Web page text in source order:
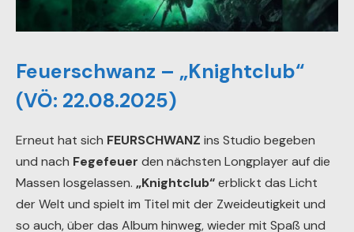
Feuerschwanz – „Knightclub“
(VÖ: 22.08.2025)
Erneut hat sich FEURSCHWANZ ins Studio begeben
und nach Fegefeuer den nächsten Longplayer auf die
Massen losgelassen. „Knightclub“erblickt das Licht
der Welt und spielt im Titel mit der Zweideutigkeit und
so auch, über das Album hinweg, wieder mit Spaß und